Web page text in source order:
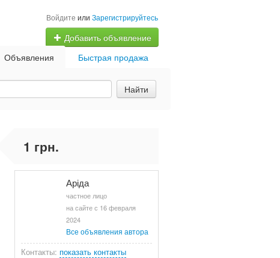
Войдите или Зарегистрируйтесь
Добавить объявление
Быстрая продажа
Объявления
Найти
1 грн.
Аріда
частное лицо
на сайте с 16 февраля
2024
Все объявления автора
Контакты: показать контакты